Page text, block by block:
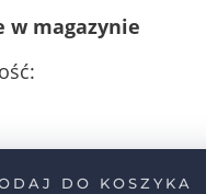
w magazynie
DO KOSZYKA